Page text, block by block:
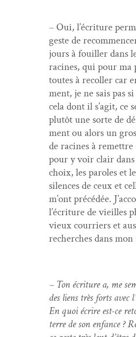
– Oui, l’écriture
geste de
jours à fouiller dans
racines, qui pour ma
toutes à rec­oller car
ment, je ne sais pas si
cela dont il s’agit, ce
plutôt une sorte de
ment ou alors un
de racines à
pour y voir clair dans
choix, les paroles et
silences de ceux et
m’ont précédée.
l’écriture de vieilles
vieux cour­ri­ers et
recherch­es dans
– Ton écri­t­ure a, me
des liens très forts avec
En quoi écrire est-ce
terre de son enfance ?